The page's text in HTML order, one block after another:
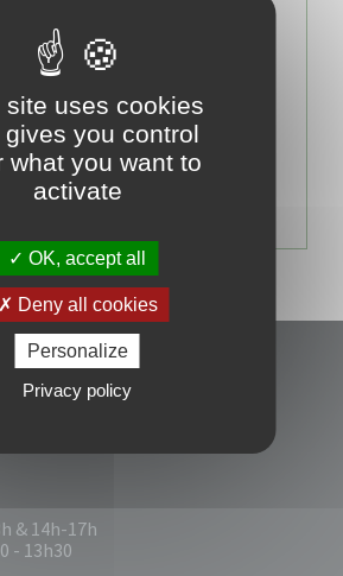
TECHNIQUES
ET MOYENS
URBAIN DURABL
& 14h-17h
- 13h30
site uses cookies
gives you control
what you want to
activate
OK, accept all
Deny all cookies
Personalize
Privacy policy